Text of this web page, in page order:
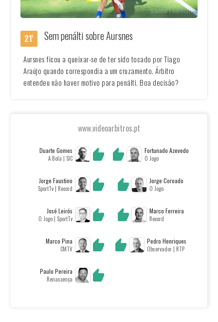
Créditos | BenficaTv
21' Sem penálti sobre Aursnes
Aursnes ficou a queixar-se de ter sido tocado por Tiago
Araújo quando correspondia a um cruzamento. Árbitro
entendeu não haver motivo para penálti. Boa decisão?
www.videoarbitros.pt
Duarte Gomes
A Bola | SIC
Fortunado Azevedo
O Jogo
Jorge Faustino
SportTv | Record
Jorge Coroado
O Jogo
José Leirós
O Jogo | SportTv
Marco Ferreira
Record
Marco Pina
CMTV
Pedro Henriques
Observador | RTP
Paulo Pereira
Renascença